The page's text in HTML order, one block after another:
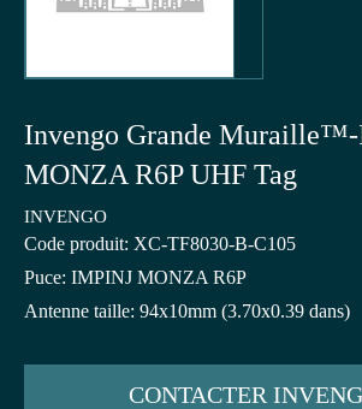
Invengo Grande
MONZA R6P UHF Tag
INVENGO
Code produit: XC-TF8030-B-C105
Puce: IMPINJ MONZA R6P
Antenne taille: 94x10mm (3.70x0.39 dans)
CONTACTER